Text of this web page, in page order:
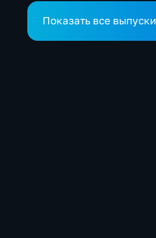
Показать все выпуски